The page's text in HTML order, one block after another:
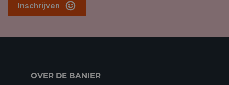
Inschrijven
OVER DE BANIER